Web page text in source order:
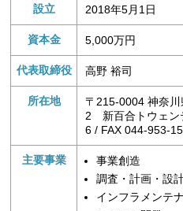
設立 2018年5月1日
資本金 5,000万円
代表取締役 高野 裕司
所在地
〒215-0004 神奈
2 新百合トウェン
6 / FAX 044-953-
主要事業
事業創造
調査・計画・設
インフラメンテ